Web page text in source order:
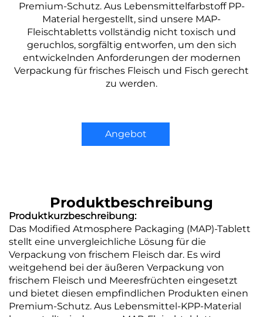
Premium-Schutz. Aus Lebensmittelfarbstoff PP-
Material hergestellt, sind unsere MAP-
Fleischtabletts vollständig nicht toxisch und
geruchlos, sorgfältig entworfen, um den sich
entwickelnden Anforderungen der modernen
Verpackung für frisches Fleisch und Fisch gerecht
zu werden.
Angebot
Produktbeschreibung
Produktkurzbeschreibung:
Das Modified Atmosphere Packaging (MAP)-Tablett
stellt eine unvergleichliche Lösung für die
Verpackung von frischem Fleisch dar. Es wird
weitgehend bei der äußeren Verpackung von
frischem Fleisch und Meeresfrüchten eingesetzt
und bietet diesen empfindlichen Produkten einen
Premium-Schutz. Aus Lebensmittel-KPP-Material